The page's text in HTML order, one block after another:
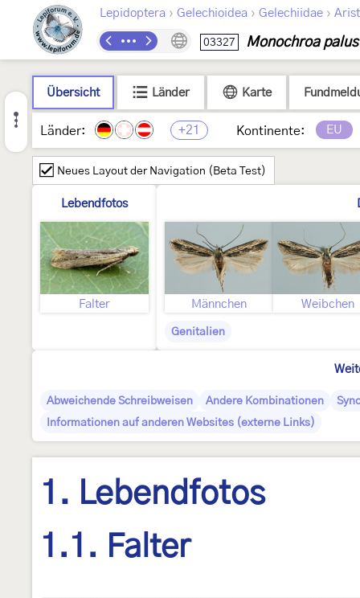
Lepidoptera › Gelechioidea › Gelechiidae ›
03327 Monochroa
Übersicht Länder Karte
Länder: +21 Kontinente: EU
Neues Layout der Navigation (Beta Test)
Lebendfotos
Falter Männchen Weibchen
Genitalien
Abweichende Schreibweisen Andere Kombinationen
Informationen auf anderen Websites (externe Links)
1. Lebendfotos
1.1. Falter